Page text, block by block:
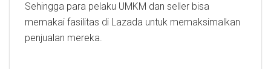
Sehingga para pelaku UMKM dan seller bisa
memakai fasilitas di Lazada untuk memaksimalkan
penjualan mereka.